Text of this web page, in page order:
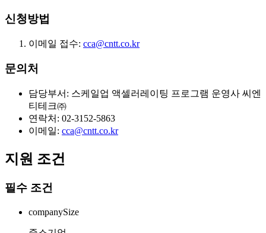
신청방법
이메일 접수: cca@cntt.co.kr
문의처
담당부서: 스케일업 액셀러레이팅 프로그램 운영사 씨엔
티테크㈜
연락처: 02-3152-5863
이메일: cca@cntt.co.kr
지원 조건
필수 조건
companySize